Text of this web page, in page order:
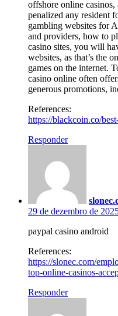
offshore online casinos,
penalized any resident
gambling websites for
and providers, how to
casino sites, you will
websites, as that’s the
games on the internet.
casino online often
generous promotions,
References:
https://blackcoin.co/
Responder
29 de dezembro de
paypal casino android
References:
https://slonec.com/
top-online-casinos-
Responder